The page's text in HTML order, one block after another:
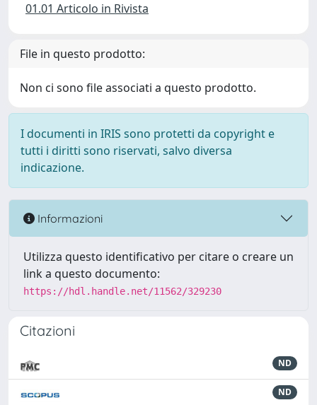
01.01 Articolo in Rivista
File in questo prodotto:
Non ci sono file associati a questo prodotto.
I documenti in IRIS sono protetti da copyright e
tutti i diritti sono riservati, salvo diversa
indicazione.
Informazioni
Utilizza questo identificativo per citare o creare un
link a questo documento:
https://hdl.handle.net/11562/329230
Citazioni
ND
ND